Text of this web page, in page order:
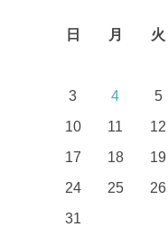
日
月 火
3
4 5
10
11 12
17
18 19
24
25 26
31